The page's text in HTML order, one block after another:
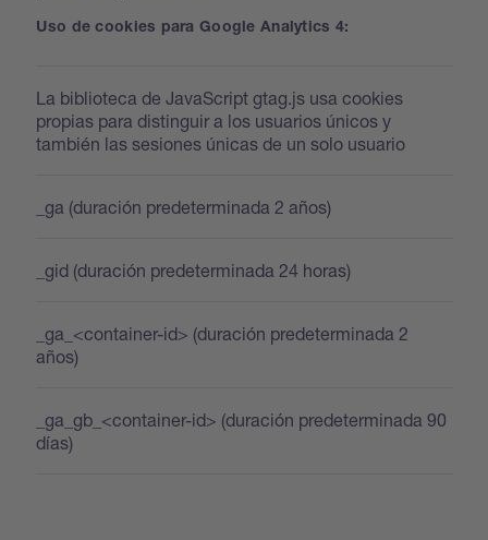
Uso de cookies para Google Analytics 4:
La biblioteca de JavaScript gtag.js usa cookies
propias para distinguir a los usuarios únicos y
también las sesiones únicas de un solo usuario
_ga (duración predeterminada 2 años)
_gid (duración predeterminada 24 horas)
_ga_<container-id> (duración predeterminada 2
años)
_ga_gb_<container-id> (duración predeterminada 90
días)